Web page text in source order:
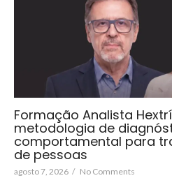
Formação Analista
metodologia de
comportamental para
de pessoas
agosto 7, 2026 / No Comments